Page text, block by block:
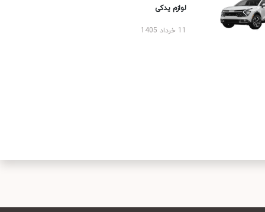
لوازم یدکی